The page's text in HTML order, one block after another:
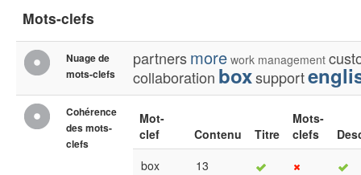
Mots-clefs
Nuage de
mots-clefs
partnersmore work management
collaboration boxsupport
Cohérence
des mots-
clefs
Mot-
clef
Contenu Titre
Mots-
clefs
box
13